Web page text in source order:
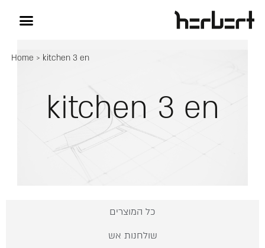
Home > kitchen 3 en
kitchen 3 en
כל המוצרים
שולחנות אש